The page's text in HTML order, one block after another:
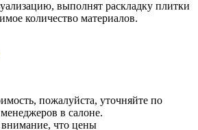
выполнят раскладку плитки
количество материалов.
пожалуйста, уточняйте по
в салоне.
что цены